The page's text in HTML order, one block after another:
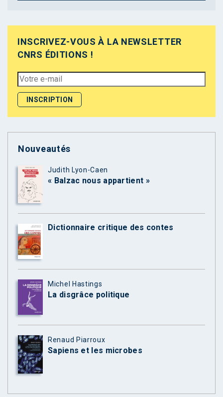
INSCRIVEZ-VOUS À LA NEWSLETTER
CNRS ÉDITIONS !
Nouveautés
Judith Lyon-Caen
« Balzac nous appartient »
Dictionnaire critique des contes
Michel Hastings
La disgrâce politique
Renaud Piarroux
Sapiens et les microbes